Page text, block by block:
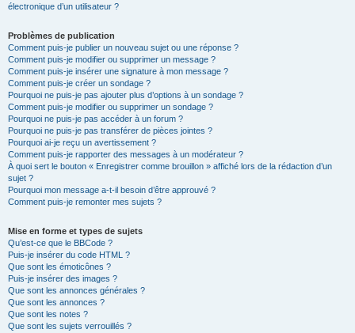
électronique d’un utilisateur ?
Problèmes de publication
Comment puis-je publier un nouveau sujet ou une réponse ?
Comment puis-je modifier ou supprimer un message ?
Comment puis-je insérer une signature à mon message ?
Comment puis-je créer un sondage ?
Pourquoi ne puis-je pas ajouter plus d’options à un sondage ?
Comment puis-je modifier ou supprimer un sondage ?
Pourquoi ne puis-je pas accéder à un forum ?
Pourquoi ne puis-je pas transférer de pièces jointes ?
Pourquoi ai-je reçu un avertissement ?
Comment puis-je rapporter des messages à un modérateur ?
À quoi sert le bouton « Enregistrer comme brouillon » affiché lors de la rédaction d’un
sujet ?
Pourquoi mon message a-t-il besoin d’être approuvé ?
Comment puis-je remonter mes sujets ?
Mise en forme et types de sujets
Qu’est-ce que le BBCode ?
Puis-je insérer du code HTML ?
Que sont les émoticônes ?
Puis-je insérer des images ?
Que sont les annonces générales ?
Que sont les annonces ?
Que sont les notes ?
Que sont les sujets verrouillés ?